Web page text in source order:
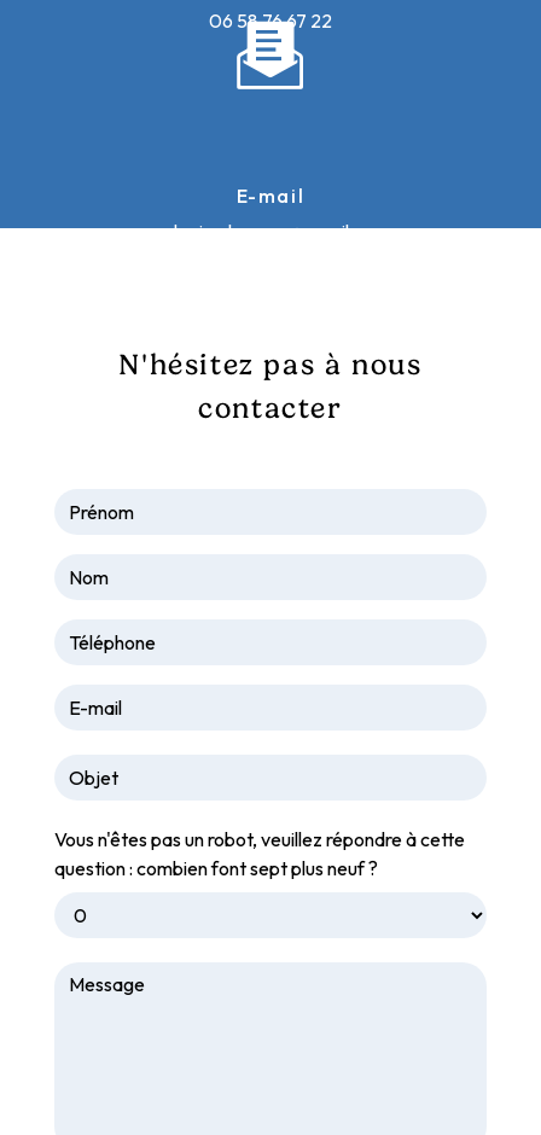
06 58 76 67 22
E-mail
galopinsdusancy@gmail.com
N'hésitez pas à nous
contacter
Vous n'êtes pas un robot, veuillez répondre à cette
question : combien font sept plus neuf ?